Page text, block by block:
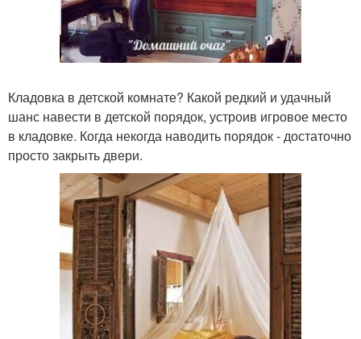
Кладовка в детской комнате? Какой редкий и удачный
шанс навести в детской порядок, устроив игровое место
в кладовке. Когда некогда наводить порядок - достаточно
просто закрыть двери.